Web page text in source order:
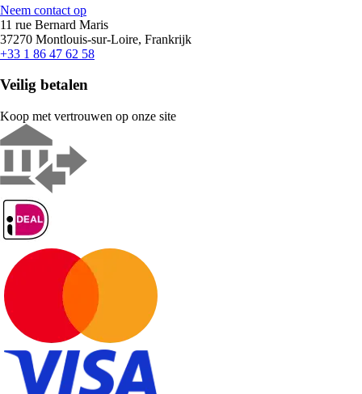
Neem contact op
11 rue Bernard Maris
37270 Montlouis-sur-Loire, Frankrijk
+33 1 86 47 62 58
Veilig betalen
Koop met vertrouwen op onze site